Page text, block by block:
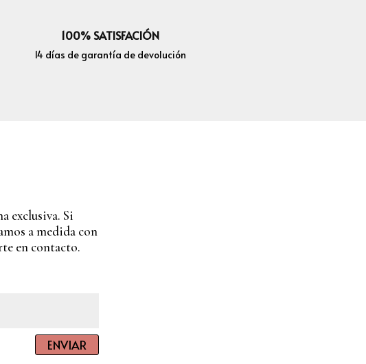
100% SATISFACIÓN
14 días de garantía de devolución
exclusiva. Si
a medida con
en contacto.
ENVIAR